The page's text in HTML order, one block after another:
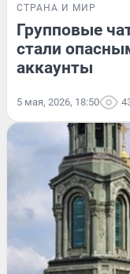
СТРАНА И МИР
Групповые
стали
аккаунты
5 мая, 2026, 18:50